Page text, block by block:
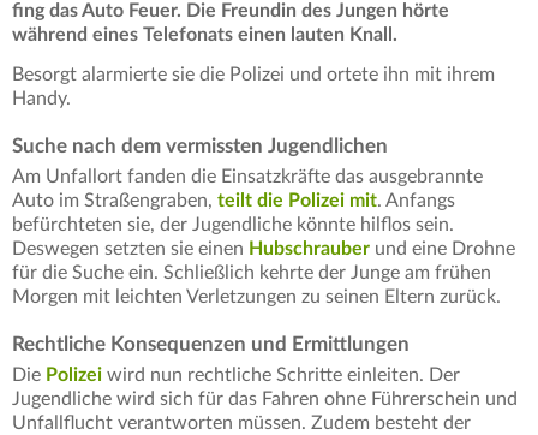
fing das Auto Feuer. Die Freundin des Jungen hörte
während eines Telefonats einen lauten Knall.
Besorgt alarmierte sie die Polizei und ortete ihn mit ihrem
Handy.
Suche nach dem vermissten Jugendlichen
Am Unfallort fanden die Einsatzkräfte das ausgebrannte
Auto im Straßengraben, teilt die Polizei mit. Anfangs
befürchteten sie, der Jugendliche könnte hilflos sein.
Deswegen setzten sie einen Hubschrauber und eine Drohne
für die Suche ein. Schließlich kehrte der Junge am frühen
Morgen mit leichten Verletzungen zu seinen Eltern zurück.
Rechtliche Konsequenzen und Ermittlungen
Die Polizei wird nun rechtliche Schritte einleiten. Der
Jugendliche wird sich für das Fahren ohne Führerschein und
Unfallflucht verantworten müssen. Zudem besteht der